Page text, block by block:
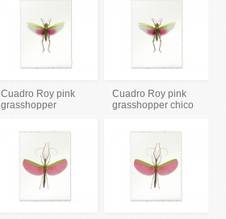
Cuadro Roy pink
grasshopper
Cuadro Roy pink
grasshopper chico